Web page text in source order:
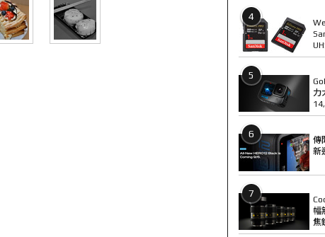
4
5
力
6
傳
新
7
幅
焦